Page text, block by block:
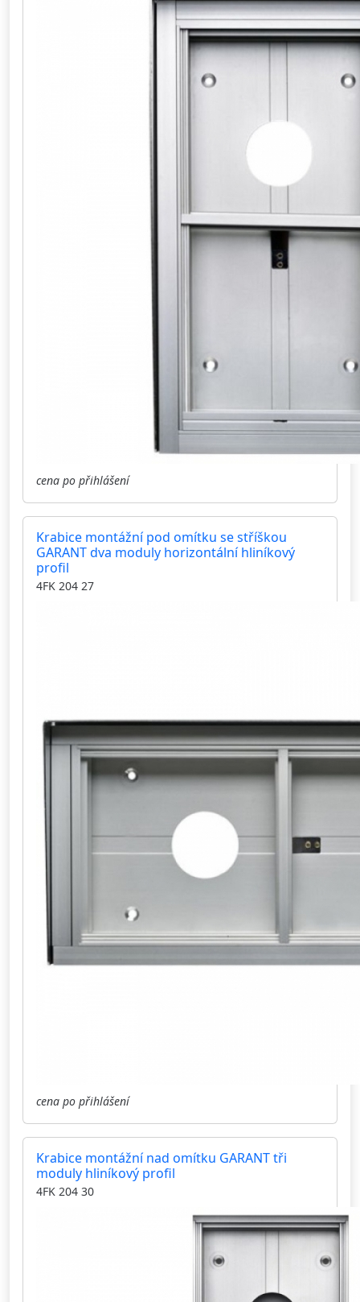
cena po přihlášení
Krabice montážní pod omítku se stříškou
GARANT dva moduly horizontální hliníkový
profil
4FK 204 27
cena po přihlášení
Krabice montážní nad omítku GARANT tři
moduly hliníkový profil
4FK 204 30